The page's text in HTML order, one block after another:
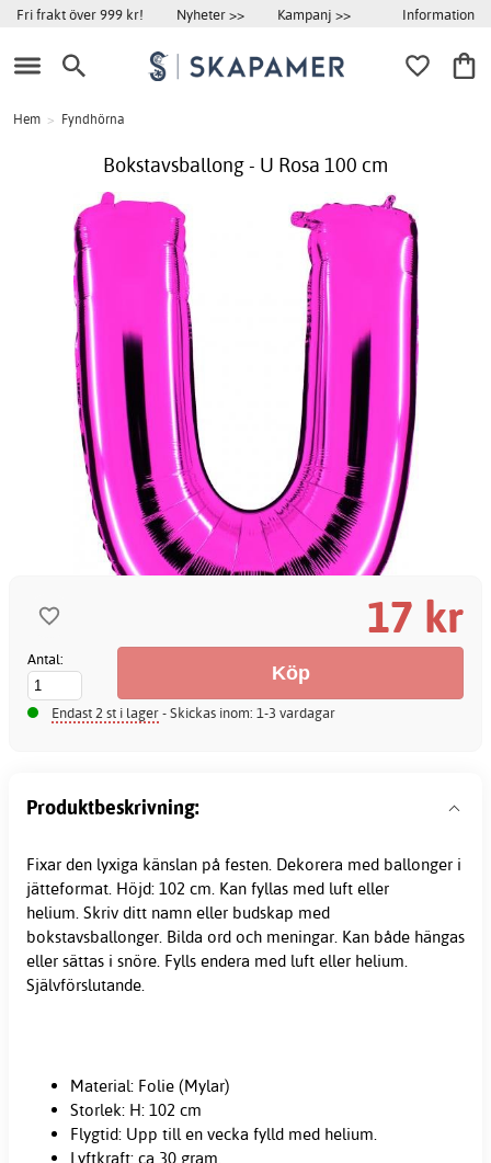
Fri frakt över 999 kr! Nyheter >> Kampanj >> Information
Hem > Fyndhörna
Bokstavsballong - U Rosa 100 cm
17 kr
Antal:
Endast 2 st i lager- Skickas inom: 1-3 vardagar
Produktbeskrivning:
Fixar den lyxiga känslan på festen. Dekorera med ballonger i
jätteformat. Höjd: 102 cm. Kan fyllas med luft eller
helium. Skriv ditt namn eller budskap med
bokstavsballonger. Bilda ord och meningar. Kan både hängas
eller sättas i snöre. Fylls endera med luft eller helium.
Självförslutande.
Material: Folie (Mylar)
Storlek: H: 102 cm
Flygtid: Upp till en vecka fylld med helium.
Lyftkraft: ca 30 gram.